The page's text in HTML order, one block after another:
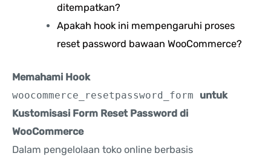
ditempatkan?
Apakah hook ini mempengaruhi proses
reset password bawaan WooCommerce?
Memahami Hook
woocommerce_resetpassword_form untuk
Kustomisasi Form Reset Password di
WooCommerce
Dalam pengelolaan toko online berbasis